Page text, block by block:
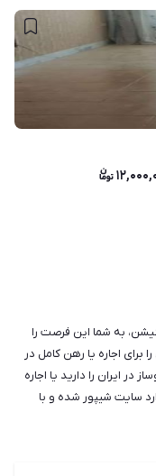
به شما این فرصت را
برای اجاره یا رهن کامل در
در ایران را دارید یا اجاره
سایت شیپور شده و با
را برای خود بیابید.